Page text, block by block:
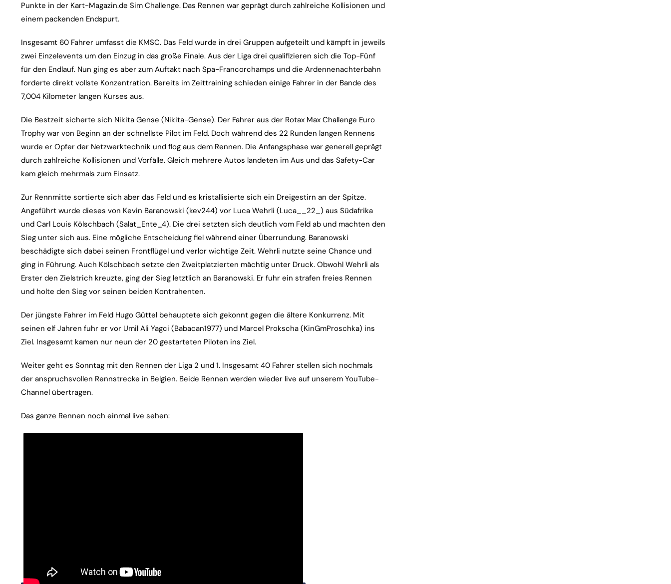
Punkte in der Kart-Magazin.de Sim Challenge. Das Rennen war geprägt durch zahlreiche Kollisionen und
einem packenden Endspurt.
Insgesamt 60 Fahrer umfasst die KMSC. Das Feld wurde in drei Gruppen aufgeteilt und kämpft in jeweils
zwei Einzelevents um den Einzug in das große Finale. Aus der Liga drei qualifizieren sich die Top-Fünf
für den Endlauf. Nun ging es aber zum Auftakt nach Spa-Francorchamps und die Ardennenachterbahn
forderte direkt vollste Konzentration. Bereits im Zeittraining schieden einige Fahrer in der Bande des
7,004 Kilometer langen Kurses aus.
Die Bestzeit sicherte sich Nikita Gense (Nikita-Gense). Der Fahrer aus der Rotax Max Challenge Euro
Trophy war von Beginn an der schnellste Pilot im Feld. Doch während des 22 Runden langen Rennens
wurde er Opfer der Netzwerktechnik und flog aus dem Rennen. Die Anfangsphase war generell geprägt
durch zahlreiche Kollisionen und Vorfälle. Gleich mehrere Autos landeten im Aus und das Safety-Car
kam gleich mehrmals zum Einsatz.
Zur Rennmitte sortierte sich aber das Feld und es kristallisierte sich ein Dreigestirn an der Spitze.
Angeführt wurde dieses von Kevin Baranowski (kev244) vor Luca Wehrli (Luca__22_) aus Südafrika
und Carl Louis Kölschbach (Salat_Ente_4). Die drei setzten sich deutlich vom Feld ab und machten den
Sieg unter sich aus. Eine mögliche Entscheidung fiel während einer Überrundung. Baranowski
beschädigte sich dabei seinen Frontflügel und verlor wichtige Zeit. Wehrli nutzte seine Chance und
ging in Führung. Auch Kölschbach setzte den Zweitplatzierten mächtig unter Druck. Obwohl Wehrli als
Erster den Zielstrich kreuzte, ging der Sieg letztlich an Baranowski. Er fuhr ein strafen freies Rennen
und holte den Sieg vor seinen beiden Kontrahenten.
Der jüngste Fahrer im Feld Hugo Güttel behauptete sich gekonnt gegen die ältere Konkurrenz. Mit
seinen elf Jahren fuhr er vor Umil Ali Yagci (Babacan1977) und Marcel Prokscha (KinGmProschka) ins
Ziel. Insgesamt kamen nur neun der 20 gestarteten Piloten ins Ziel.
Weiter geht es Sonntag mit den Rennen der Liga 2 und 1. Insgesamt 40 Fahrer stellen sich nochmals
der anspruchsvollen Rennstrecke in Belgien. Beide Rennen werden wieder live auf unserem YouTube-
Channel übertragen.
Das ganze Rennen noch einmal live sehen: